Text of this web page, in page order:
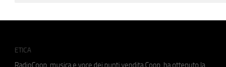
ETICA
RadioCoop, musica e voce dei punti vendita Coop, ha ottenuto la